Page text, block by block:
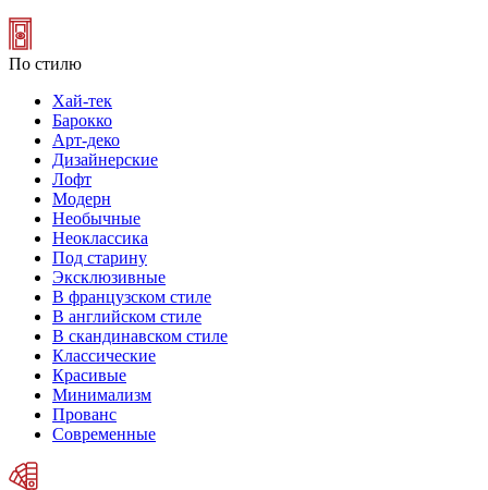
По стилю
Хай-тек
Барокко
Арт-деко
Дизайнерские
Лофт
Модерн
Необычные
Неоклассика
Под старину
Эксклюзивные
В французском стиле
В английском стиле
В скандинавском стиле
Классические
Красивые
Минимализм
Прованс
Современные